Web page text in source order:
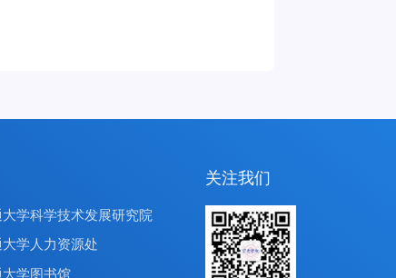
学科学技术发展研究院
学人力资源处
大学图书馆
关注我们